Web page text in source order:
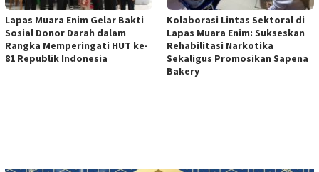
Lapas Muara Enim Gelar Bakti
Sosial Donor Darah dalam
Rangka Memperingati HUT ke-
81 Republik Indonesia
Kolaborasi Lintas Sektoral di
Lapas Muara Enim: Sukseskan
Rehabilitasi Narkotika
Sekaligus Promosikan Sapena
Bakery